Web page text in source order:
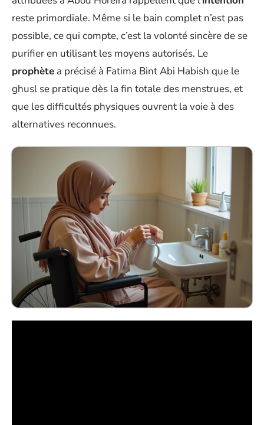
reste primordiale. Même si le bain complet n’est pas
possible, ce qui compte, c’est la volonté sincère de se
purifier en utilisant les moyens autorisés. Le
prophète a précisé à Fatima Bint Abi Habish que le
ghusl se pratique dès la fin totale des menstrues, et
que les difficultés physiques ouvrent la voie à des
alternatives reconnues.